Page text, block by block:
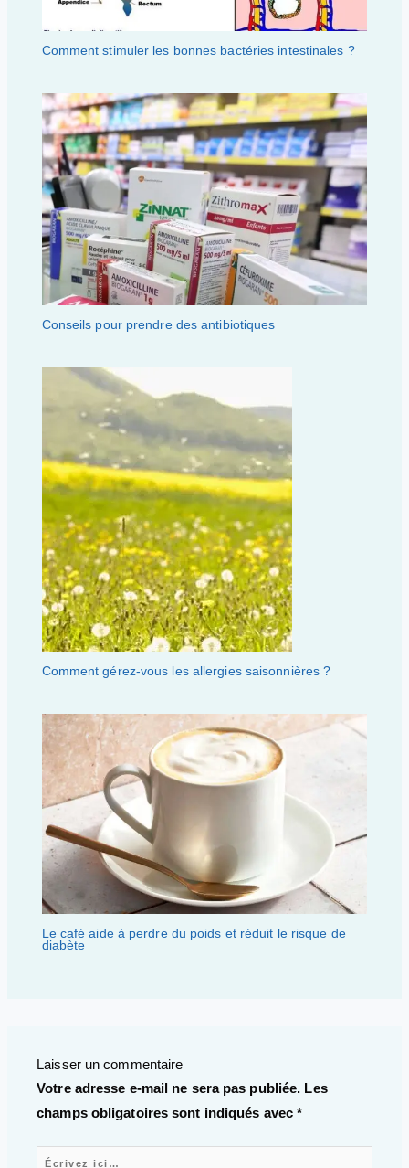
Comment stimuler les bonnes bactéries intestinales ?
Conseils pour prendre des antibiotiques
Comment gérez-vous les allergies saisonnières ?
Le café aide à perdre du poids et réduit le risque de
diabète
Laisser un commentaire
Votre adresse e-mail ne sera pas publiée. Les
champs obligatoires sont indiqués avec*